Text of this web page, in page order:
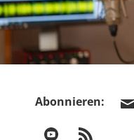
Abonnieren: